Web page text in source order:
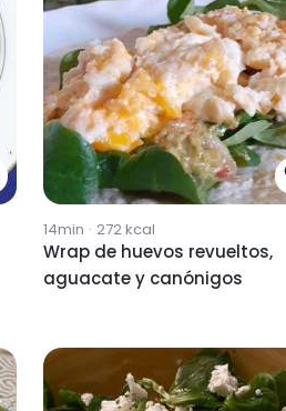
14min · 272kcal
Wrap de huevos revueltos,
aguacate y canónigos